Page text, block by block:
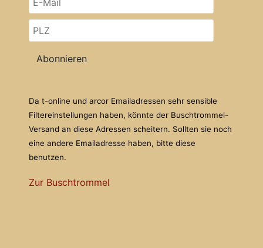
Abonnieren
Da t-online und arcor Emailadressen sehr sensible
Filtereinstellungen haben, könnte der Buschtrommel-
Versand an diese Adressen scheitern. Sollten sie noch
eine andere Emailadresse haben, bitte diese
benutzen.
Zur Buschtrommel